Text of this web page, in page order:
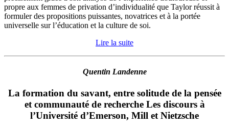
propre aux femmes de privation d’individualité que Taylor réussit à
formuler des propositions puissantes, novatrices et à la portée
universelle sur l’éducation et la culture de soi.
Lire la suite
Quentin Landenne
La formation du savant, entre solitude de la pensée
et communauté de recherche Les discours à
l’Université d’Emerson, Mill et Nietzsche